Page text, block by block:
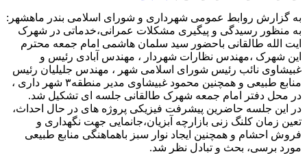
به گزارش روابط عمومی شهرداری و شورای اسلامی بندر ماهشهر:
به منظور رسیدگی و پیگیری مشکلات عمرانی،خدماتی در شهرک
ایت الله طالقانی باحضور سید سلمان هاشمی امام جمعه محترم
این شهرک ،مهندس نظارات شهردار ، مهندس آبادی رئیس و
غبیشاوی نائب رئیس شورای اسلامی شهر ، مهندس جلیلیان رئیس
منابع طبیعی و همچنین محمود غبیشاوی مدیر منطقه۳ شهر داری ،
در محل دفتر امام جمعه شهرک طالقانی جلسه ای تشکیل شد.
در این جلسه حاضرین پیشرفت فیزیکی پروژه های در حال احداث،
تعین زمان کلنگ زنی بازارچه آبزیان،جانمایی جهت نگهداری و
فروش احشام و همچنین ایجاد نوار سبز باهماهنگی منابع طبیعی
مورد برسی، بحث و تبادل نظر شد.